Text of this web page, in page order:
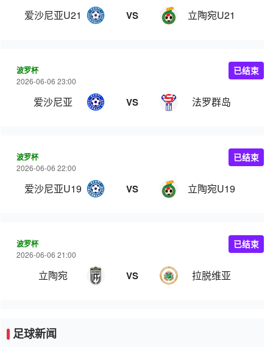
爱沙尼亚U21 VS 立陶宛U21
波罗杯
2026-06-06 23:00
爱沙尼亚 VS 法罗群岛
已结束
波罗杯
2026-06-06 22:00
爱沙尼亚U19 VS 立陶宛U19
已结束
波罗杯
2026-06-06 21:00
立陶宛 VS 拉脱维亚
已结束
足球新闻